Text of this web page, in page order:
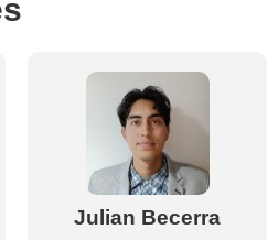
Julian Becerra